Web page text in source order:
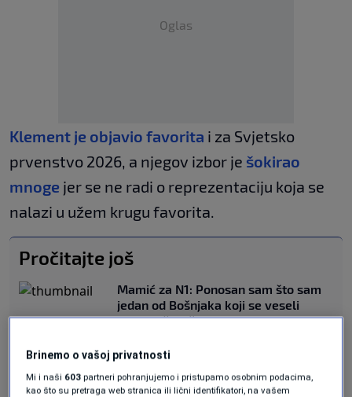
Oglas
Klement je objavio favorita i za Svjetsko
prvenstvo 2026, a njegov izbor je šokirao
mnoge jer se ne radi o reprezentaciju koja se
nalazi u užem krugu favorita.
Pročitajte još
Mamić za N1: Ponosan sam što sam
jedan od Bošnjaka koji se veseli
ovom jučerašnjem rezultatu
Jovo Lukić je najtraženiji nogometaš
na svijetu
NOGOMET |13. jun.
Brinemo o vašoj privatnosti
Mi i naši 603 partneri pohranjujemo i pristupamo osobnim podacima,
kao što su pretraga web stranica ili lični identifikatori, na vašem